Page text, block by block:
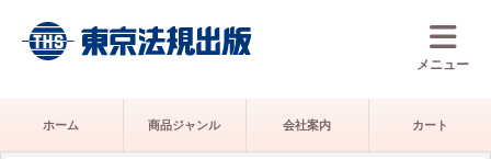
メニュー
ホーム 商品ジャンル 会社案内 カート